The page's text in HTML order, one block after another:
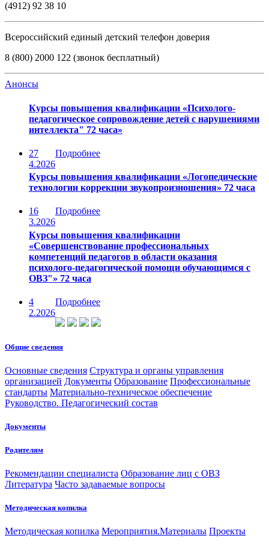
(4912) 92 38 10
Всероссийский единый детский телефон доверия
8 (800) 2000 122 (звонок бесплатный)
Анонсы
Курсы повышения квалификации «Психолого-
педагогическое сопровождение детей с нарушениями
интеллекта" 72 часа»
27
4.2026
Подробнее
Курсы повышения квалификации «Логопедические
технологии коррекции звукопроизношения» 72 часа
16
3.2026
Подробнее
Курсы повышения квалификации
«Совершенствование профессиональных
компетенций педагогов в области оказания
психолого-педагогической помощи обучающимся с
ОВЗ"» 72 часа
4
2.2026
Подробнее
Общие сведения
Основные сведения Структура и органы управления
организацией Документы Образование Профессиональные
стандарты Материально-техническое обеспечение
Руководство. Педагогический состав
Документы
Родителям
Рекомендации специалиста Образование лиц с ОВЗ
Литература Часто задаваемые вопросы
Методическая копилка
Методическая копилка Мероприятия.Материалы Проекты